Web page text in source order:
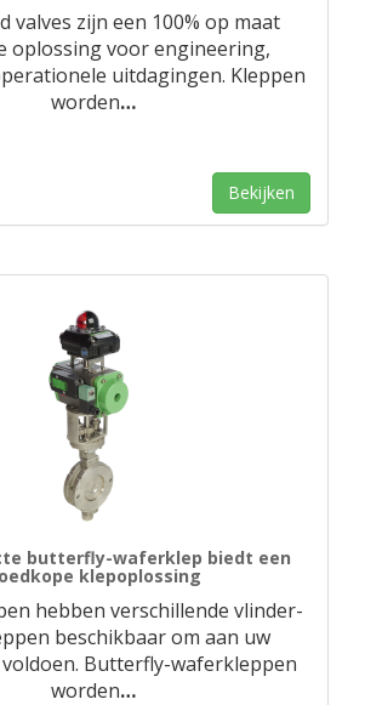
valves zijn een 100% op maat
oplossing voor engineering,
uitdagingen. Kleppen
worden…
Bekijken
butterfly-waferklep biedt een
klepoplossing
hebben verschillende vlinder-
beschikbaar om aan uw
Butterfly-waferkleppen
worden…